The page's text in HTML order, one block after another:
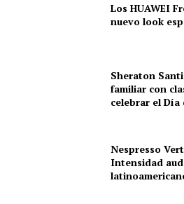
Los HUAWEI
nuevo look
Sheraton
familiar con
celebrar el Día
Nespresso
Intensidad